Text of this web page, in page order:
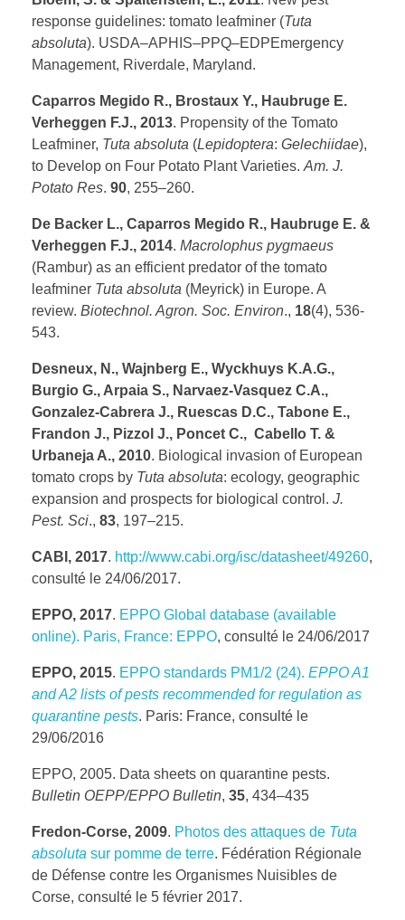
response guidelines: tomato leafminer (Tuta
absoluta). USDA–APHIS–PPQ–EDPEmergency
Management, Riverdale, Maryland.
Caparros Megido R., Brostaux Y., Haubruge E.
Verheggen F.J., 2013. Propensity of the Tomato
Leafminer, Tuta absoluta (Lepidoptera: Gelechiidae),
to Develop on Four Potato Plant Varieties. Am. J.
Potato Res. 90, 255–260.
De Backer L., Caparros Megido R., Haubruge E. &
Verheggen F.J., 2014. Macrolophus pygmaeus
(Rambur) as an efficient predator of the tomato
leafminer Tuta absoluta (Meyrick) in Europe. A
review. Biotechnol. Agron. Soc. Environ., 18(4), 536-
543.
Desneux, N., Wajnberg E., Wyckhuys K.A.G.,
Burgio G., Arpaia S., Narvaez-Vasquez C.A.,
Gonzalez-Cabrera J., Ruescas D.C., Tabone E.,
Frandon J., Pizzol J., Poncet C., Cabello T. &
Urbaneja A., 2010. Biological invasion of European
tomato crops by Tuta absoluta: ecology, geographic
expansion and prospects for biological control. J.
Pest. Sci., 83, 197–215.
CABI, 2017. http://www.cabi.org/isc/datasheet/49260,
consulté le 24/06/2017.
EPPO, 2017. EPPO Global database (available
online). Paris, France: EPPO, consulté le 24/06/2017
EPPO, 2015. EPPO standards PM1/2 (24). EPPO A1
and A2 lists of pests recommended for regulation as
quarantine pests. Paris: France, consulté le
29/06/2016
EPPO, 2005. Data sheets on quarantine pests.
Bulletin OEPP/EPPO Bulletin, 35, 434–435
Fredon-Corse, 2009. Photos des attaques de Tuta
absoluta sur pomme de terre. Fédération Régionale
de Défense contre les Organismes Nuisibles de
Corse, consulté le 5 février 2017.